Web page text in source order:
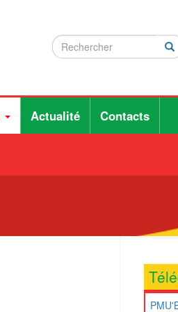
Rechercher
Rechercher
Actualité Contacts